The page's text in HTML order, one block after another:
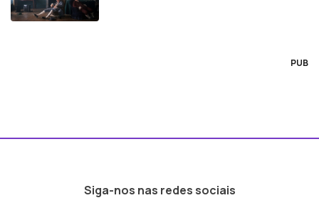
PUB
Siga-nos nas redes sociais